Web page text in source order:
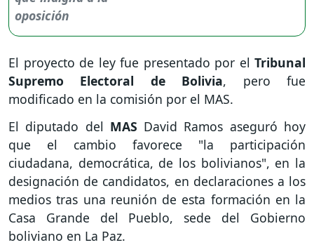
El proyecto de ley fue presentado por el Tribunal
Supremo Electoral de Bolivia, pero fue
modificado en la comisión por el MAS.
El diputado del MAS David Ramos aseguró hoy
que el cambio favorece "la participación
ciudadana, democrática, de los bolivianos", en la
designación de candidatos, en declaraciones a los
medios tras una reunión de esta formación en la
Casa Grande del Pueblo, sede del Gobierno
boliviano en La Paz.